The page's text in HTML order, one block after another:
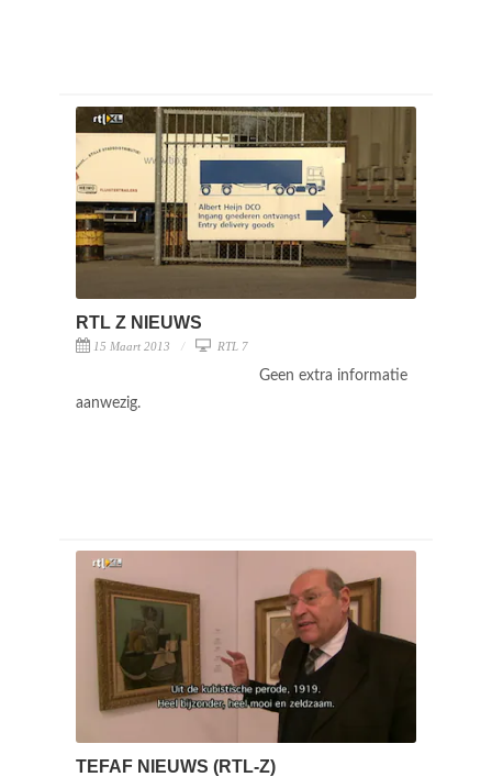
RTL Z NIEUWS
15 Maart 2013 RTL 7
Geen extra informatie
aanwezig.
TEFAF NIEUWS (RTL-Z)